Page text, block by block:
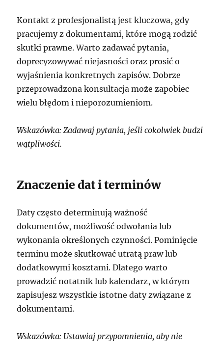
Kontakt z profesjonalistą jest kluczowa, gdy
pracujemy z dokumentami, które mogą rodzić
skutki prawne. Warto zadawać pytania,
doprecyzowywać niejasności oraz prosić o
wyjaśnienia konkretnych zapisów. Dobrze
przeprowadzona konsultacja może zapobiec
wielu błędom i nieporozumieniom.
Wskazówka: Zadawaj pytania, jeśli cokolwiek budzi
wątpliwości.
Znaczenie dat i terminów
Daty często determinują ważność
dokumentów, możliwość odwołania lub
wykonania określonych czynności. Pominięcie
terminu może skutkować utratą praw lub
dodatkowymi kosztami. Dlatego warto
prowadzić notatnik lub kalendarz, w którym
zapisujesz wszystkie istotne daty związane z
dokumentami.
Wskazówka: Ustawiaj przypomnienia, aby nie